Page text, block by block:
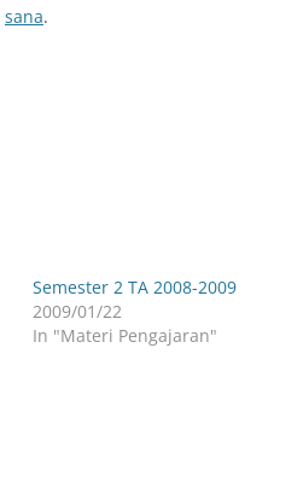
sana.
Semester 2 TA 2008-2009
2009/01/22
In "Materi Pengajaran"